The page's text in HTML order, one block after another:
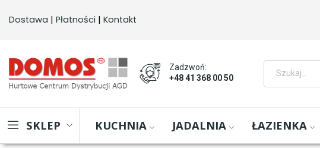
Dostawa | Płatności | Kontakt
Zadzwoń:
+48 41 368 00 50
SKLEP KUCHNIA JADALNIA ŁAZIENKA